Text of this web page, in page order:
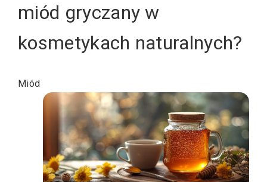
miód gryczany w
kosmetykach naturalnych?
Miód